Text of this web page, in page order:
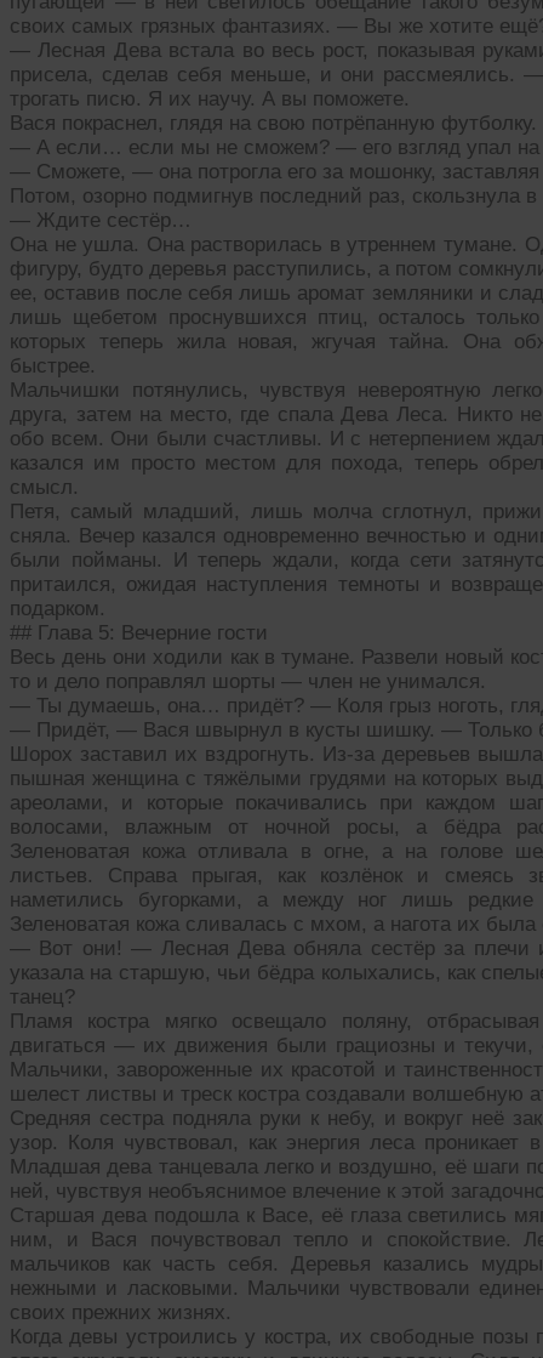
своих самых грязных фантазиях. — Вы же хотите
— Лесная Дева встала во весь рост, показывая
присела, сделав себя меньше, и они рассмеялись.
трогать писю. Я их научу. А вы поможете.
Вася покраснел, глядя на свою потрёпанную футболку.
— А если… если мы не сможем? — его взгляд упал на
— Сможете, — она потрогла его за мошонку,
Потом, озорно подмигнув последний раз, скользнула
— Ждите сестёр…
Она не ушла. Она растворилась в утреннем тумане.
фигуру, будто деревья расступились, а потом
ее, оставив после себя лишь аромат земляники и
лишь щебетом проснувшихся птиц, осталось
которых теперь жила новая, жгучая тайна. Она
быстрее.
Мальчишки потянулись, чувствуя невероятную
друга, затем на место, где спала Дева Леса. Никто
обо всем. Они были счастливы. И с нетерпением
казался им просто местом для похода, теперь
смысл.
Петя, самый младший, лишь молча сглотнул,
сняла. Вечер казался одновременно вечностью и
были пойманы. И теперь ждали, когда сети
притаился, ожидая наступления темноты и
подарком.
## Глава 5: Вечерние гости
Весь день они ходили как в тумане. Развели новый
то и дело поправлял шорты — член не унимался.
— Ты думаешь, она… придёт? — Коля грыз ноготь,
— Придёт, — Вася швырнул в кусты шишку. —
Шорох заставил их вздрогнуть. Из-за деревьев
пышная женщина с тяжёлыми грудями на которых
ареолами, и которые покачивались при каждом
волосами, влажным от ночной росы, а бёдра
Зеленоватая кожа отливала в огне, а на голове
листьев. Справа прыгая, как козлёнок и смеясь
наметились бугорками, а между ног лишь
Зеленоватая кожа сливалась с мхом, а нагота их была
— Вот они! — Лесная Дева обняла сестёр за
указала на старшую, чьи бёдра колыхались, как
танец?
Пламя костра мягко освещало поляну,
двигаться — их движения были грациозны и
Мальчики, завороженные их красотой и
шелест листвы и треск костра создавали волшебную
Средняя сестра подняла руки к небу, и вокруг неё
узор. Коля чувствовал, как энергия леса
Младшая дева танцевала легко и воздушно, её шаги
ней, чувствуя необъяснимое влечение к этой
Старшая дева подошла к Васе, её глаза светились
ним, и Вася почувствовал тепло и спокойствие.
мальчиков как часть себя. Деревья казались
нежными и ласковыми. Мальчики чувствовали
своих прежних жизнях.
Когда девы устроились у костра, их свободные